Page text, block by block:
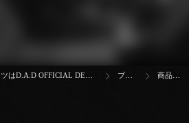
D.A.Dのアクセサリー･パーツはD.A.D OFFICIAL DEALER IKUMA ブログ 商品紹介